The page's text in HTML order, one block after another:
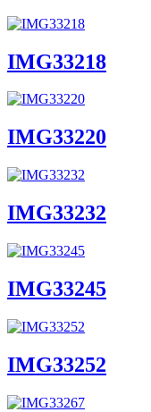
IMG33218
IMG33220
IMG33232
IMG33245
IMG33252